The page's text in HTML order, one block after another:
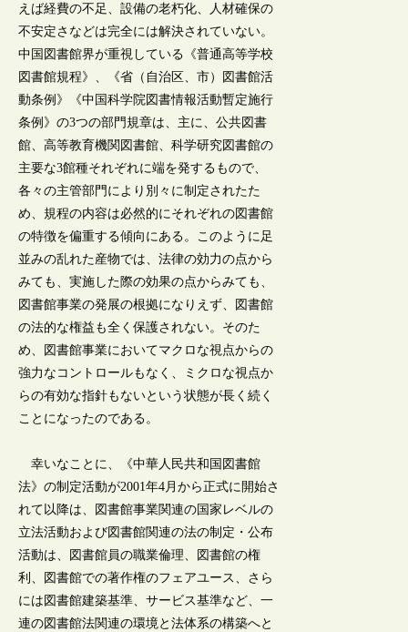
えば経費の不足、設備の老朽化、人材確保の
不安定さなどは完全には解決されていない。
中国図書館界が重視している《普通高等学校
図書館規程》、《省（自治区、市）図書館活
動条例》《中国科学院図書情報活動暫定施行
条例》の3つの部門規章は、主に、公共図書
館、高等教育機関図書館、科学研究図書館の
主要な3館種それぞれに端を発するもので、
各々の主管部門により別々に制定されたた
め、規程の内容は必然的にそれぞれの図書館
の特徴を偏重する傾向にある。このように足
並みの乱れた産物では、法律の効力の点から
みても、実施した際の効果の点からみても、
図書館事業の発展の根拠になりえず、図書館
の法的な権益も全く保護されない。そのた
め、図書館事業においてマクロな視点からの
強力なコントロールもなく、ミクロな視点か
らの有効な指針もないという状態が長く続く
ことになったのである。
幸いなことに、《中華人民共和国図書館
法》の制定活動が2001年4月から正式に開始さ
れて以降は、図書館事業関連の国家レベルの
立法活動および図書館関連の法の制定・公布
活動は、図書館員の職業倫理、図書館の権
利、図書館での著作権のフェアユース、さら
には図書館建築基準、サービス基準など、一
連の図書館法関連の環境と法体系の構築へと